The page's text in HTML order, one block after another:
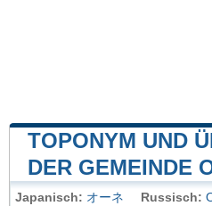
TOPONYM UND
DER GEMEINDE
Japanisch: オーネ Russisch: